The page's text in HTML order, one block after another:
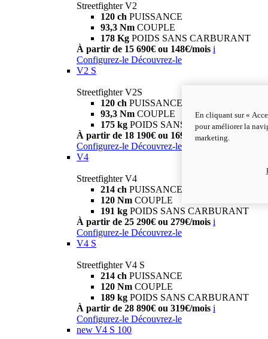
Streetfighter V2
120 ch PUISSANCE
93,3 Nm COUPLE
178 Kg POIDS SANS CARBURANT
À partir de 15 690€ ou 148€/mois i
Configurez-le Découvrez-le
V2 S
Streetfighter V2S
120 ch PUISSANCE
93,3 Nm COUPLE
175 kg POIDS SANS CARBURANT
À partir de 18 190€ ou 169€/mois i
Configurez-le Découvrez-le
V4
Streetfighter V4
214 ch PUISSANCE
120 Nm COUPLE
191 kg POIDS SANS CARBURANT
À partir de 25 290€ ou 279€/mois i
Configurez-le Découvrez-le
V4 S
Streetfighter V4 S
214 ch PUISSANCE
120 Nm COUPLE
189 kg POIDS SANS CARBURANT
À partir de 28 890€ ou 319€/mois i
Configurez-le Découvrez-le
new V4 S 100
En cliquant sur «
pour améliorer la
marketing.